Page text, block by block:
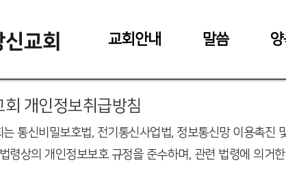
교회안내 말씀
회 개인정보취급방침
는 통신비밀보호법, 전기통신사업법, 정보통신망 이용촉
령상의 개인정보보호 규정을 준수하며, 관련 법령에 의거